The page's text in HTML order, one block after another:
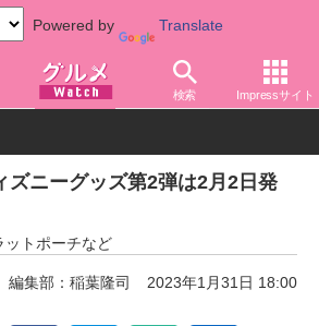
Powered by Translate
検索 Impressサイト
グッズ ボトル・マグ
ズニーグッズ第2弾は2月2日発
ットポーチなど
編集部：稲葉隆司 2023年1月31日 18:00